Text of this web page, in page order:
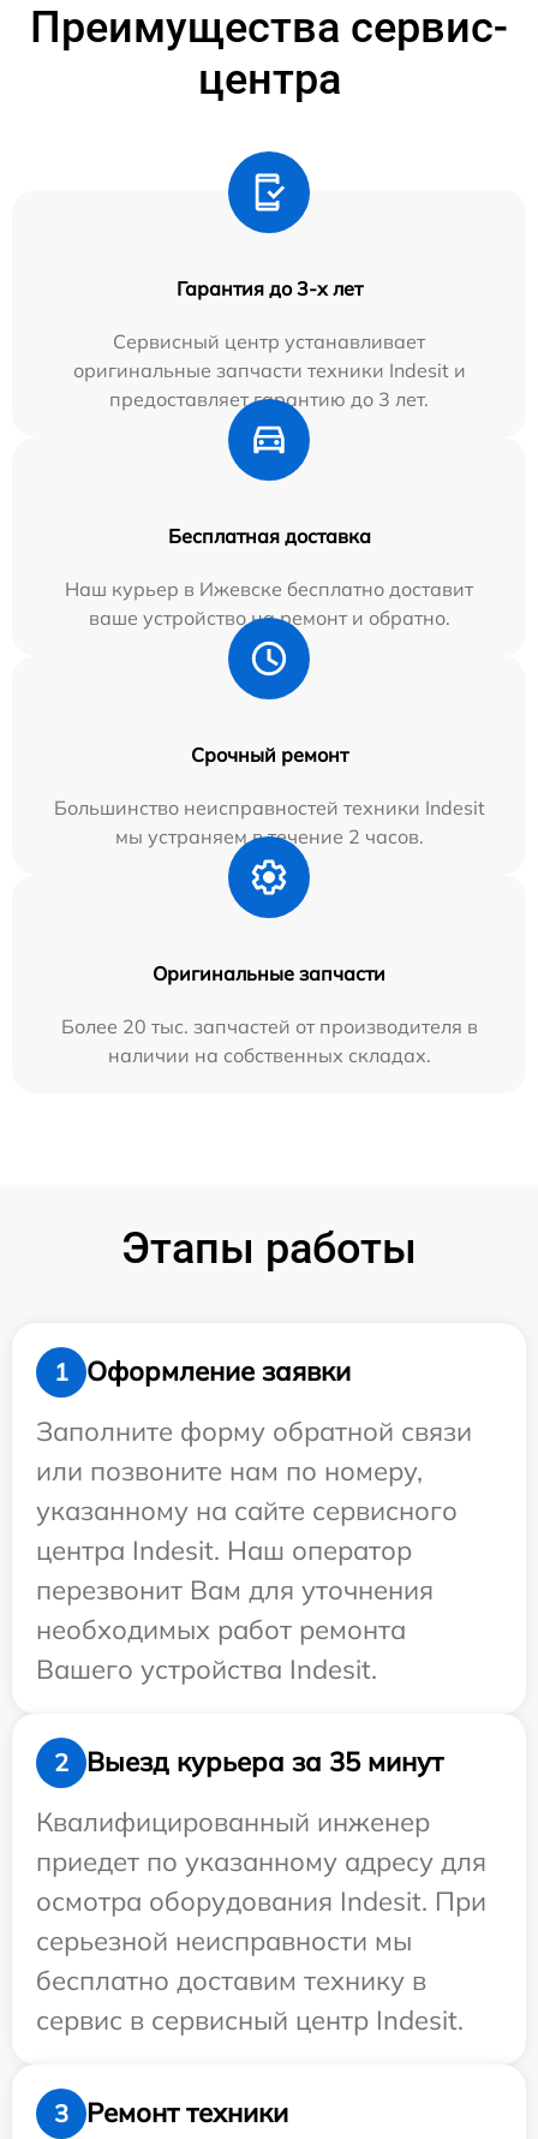
Преимущества сервис-
центра
Гарантия до 3-х лет
Сервисный центр устанавливает
оригинальные запчасти техники Indesit и
предоставляет гарантию до 3 лет.
Бесплатная доставка
Наш курьер в Ижевске бесплатно доставит
ваше устройство на ремонт и обратно.
Срочный ремонт
Большинство неисправностей техники Indesit
мы устраняем в течение 2 часов.
Оригинальные запчасти
Более 20 тыс. запчастей от производителя в
наличии на собственных складах.
Этапы работы
1
Оформление заявки
Заполните форму обратной связи
или позвоните нам по номеру,
указанному на сайте сервисного
центра Indesit. Наш оператор
перезвонит Вам для уточнения
необходимых работ ремонта
Вашего устройства Indesit.
2
Выезд курьера за 35 минут
Квалифицированный инженер
приедет по указанному адресу для
осмотра оборудования Indesit. При
серьезной неисправности мы
бесплатно доставим технику в
сервис в сервисный центр Indesit.
3 Ремонт техники